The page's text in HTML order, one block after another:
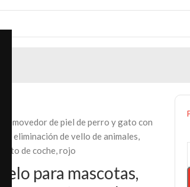
removedor de piel de perro y gato con
eliminación de vello de animales,
de coche, rojo
para mascotas,